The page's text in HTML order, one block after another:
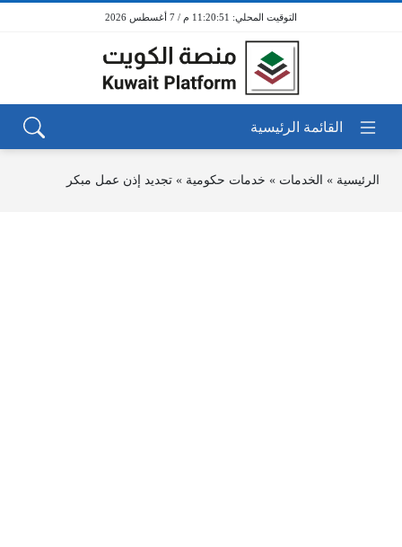
11:20:51 م / 7 أغسطس 2026
الرئيسية » الخدمات » خدمات حكومية » تجديد إذن عمل مبكر